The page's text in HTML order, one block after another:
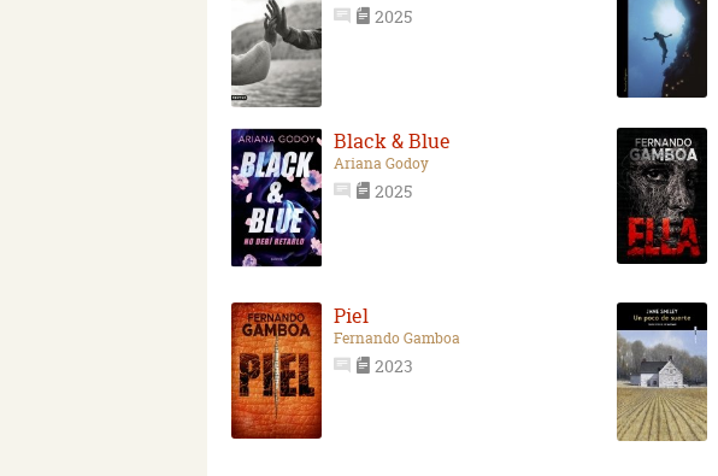
2025
Black & Blue
Ariana Godoy
2025
Piel
Fernando Gamboa
2023